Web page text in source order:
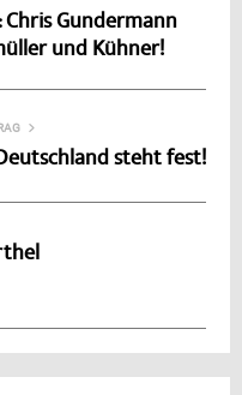
Chris Gundermann
und Kühner!
steht fest!